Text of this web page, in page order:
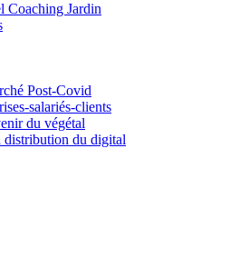
Coaching Jardin
Post-Covid
salariés-clients
du végétal
distribution du digital